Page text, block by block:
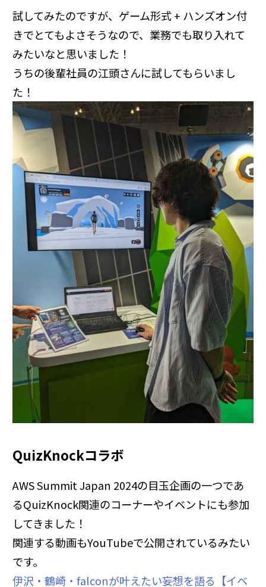
試してみたのですが、ゲーム形式 + ハンズオン付
きでとてもよさそうなので、業務でも取り入れて
みたいなと思いました！
うちの後輩社員の江頭さんに試してもらいまし
た！
QuizKnockコラボ
AWS Summit Japan 2024の目玉企画の一つであ
るQuizKnock関連のコーナーやイベントにも参加
してきました！
関連する動画もYouTubeで公開されているみたい
です。
伊沢・鶴崎・falconが叶えたい妄想を語る【イベ